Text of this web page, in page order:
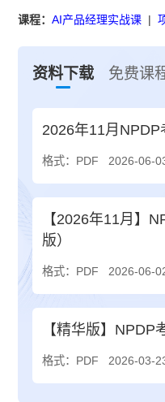
课程：AI产品经理实战课 |
资料下载 免费课
2026年11月NPDP
格式：PDF 2026-06-
【2026年11月】
版）
格式：PDF 2026-06-
【精华版】NPDP
格式：PDF 2026-03-